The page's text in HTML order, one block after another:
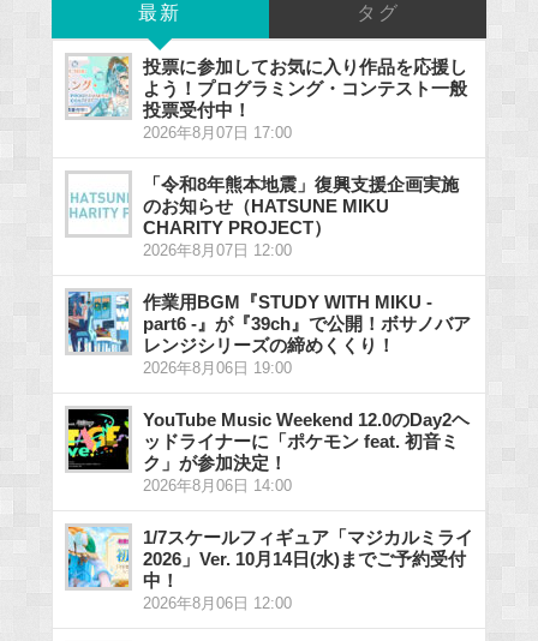
最新 タグ
投票に参加してお気に入り作品を応援し
よう！プログラミング・コンテスト一般
投票受付中！
2026年8月07日 17:00
「令和8年熊本地震」復興支援企画実施
のお知らせ（HATSUNE MIKU
CHARITY PROJECT）
2026年8月07日 12:00
作業用BGM『STUDY WITH MIKU -
part6 -』が『39ch』で公開！ボサノバア
レンジシリーズの締めくくり！
2026年8月06日 19:00
YouTube Music Weekend 12.0のDay2ヘ
ッドライナーに「ポケモン feat. 初音ミ
ク」が参加決定！
2026年8月06日 14:00
1/7スケールフィギュア「マジカルミライ
2026」Ver. 10月14日(水)までご予約受付
中！
2026年8月06日 12:00